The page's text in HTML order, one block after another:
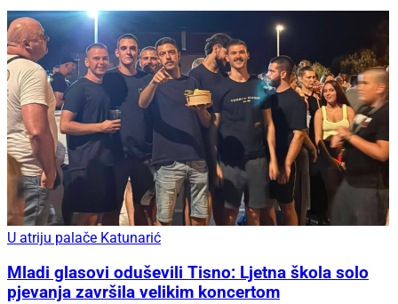
U atriju palače Katunarić
Mladi glasovi oduševili Tisno: Ljetna škola solo
pjevanja završila velikim koncertom